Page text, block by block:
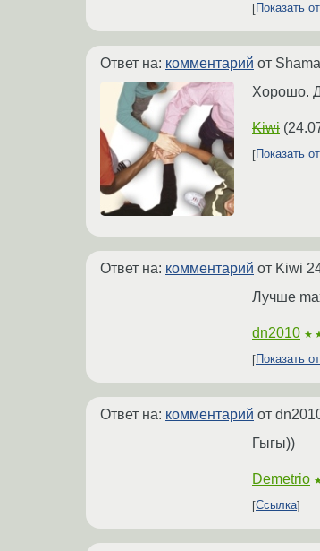
Показать
Ответ на: комментарий от
Хорошо.
Kiwi (
Показать
Ответ на: комментарий от Kiwi
Лучше
dn2010
Показать
Ответ на: комментарий от
Гыгы))
Demetrio
Ссылка